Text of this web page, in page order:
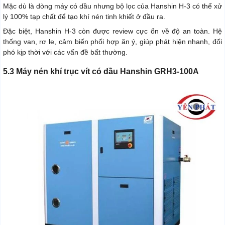
Mặc dù là dòng máy có dầu nhưng bộ lọc của Hanshin H-3 có thể xử
lý 100% tạp chất để tạo khí nén tinh khiết ở đầu ra.
Đặc biệt, Hanshin H-3 còn được review cực ổn về độ an toàn. Hệ
thống van, rơ le, cảm biến phối hợp ăn ý, giúp phát hiện nhanh, đối
phó kịp thời với các vấn đề bất thường.
5.3 Máy nén khí trục vít có dầu Hanshin GRH3-100A